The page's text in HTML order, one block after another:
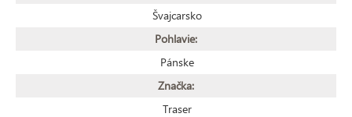
Švajcarsko
Pohlavie:
Pánske
Značka:
Traser